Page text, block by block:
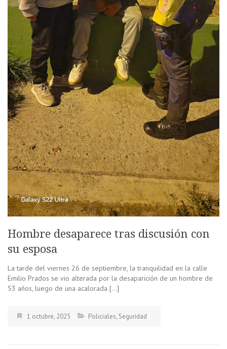
Hombre desaparece tras discusión con
su esposa
La tarde del viernes 26 de septiembre, la tranquilidad en la calle
Emilio Prados se vio alterada por la desaparición de un hombre de
53 años, luego de una acalorada […]
1 octubre, 2025 Policiales, Seguridad